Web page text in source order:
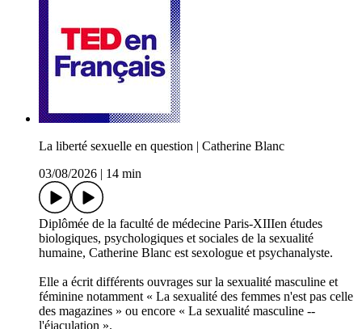
La liberté sexuelle en question | Catherine Blanc
03/08/2026
14 min
Diplômée de la faculté de médecine Paris-XIIIen études
biologiques, psychologiques et sociales de la sexualité
humaine, Catherine Blanc est sexologue et psychanalyste.
Elle a écrit différents ouvrages sur la sexualité masculine et
féminine notamment « La sexualité des femmes n'est pas celle
des magazines » ou encore « La sexualité masculine --
l'éjaculation ».